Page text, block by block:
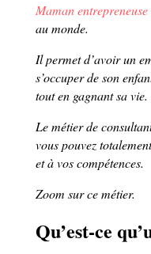
Maman entrepreneuse
au monde.
Il permet d’avoir un
s’occuper de son
tout en gagnant sa vie.
Le métier de
vous pouvez
et à vos compétences.
Zoom sur ce métier.
Qu’est-ce